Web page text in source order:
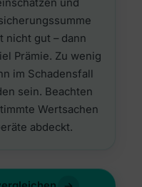
und
nicht gut – dann
Prämie. Zu wenig
im Schadensfall
sein. Beachten
Wertsachen
abdeckt.